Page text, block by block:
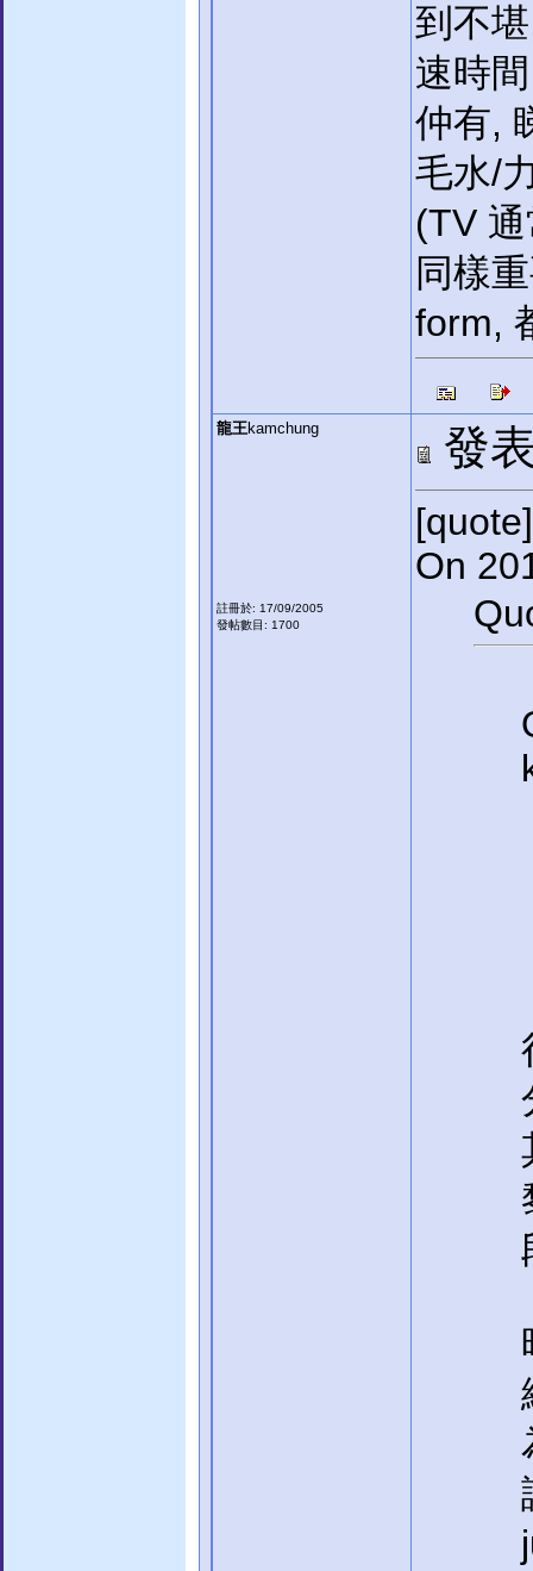
到不
速時
仲有,
毛水/
(TV
同樣
form,
龍王kamchung
註冊於: 17/09/2005
發帖數目: 1700
發
[quote]
On